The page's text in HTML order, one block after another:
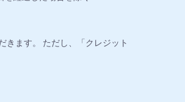
きます。 ただし、「クレジット